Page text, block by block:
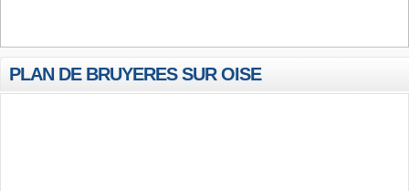
PLAN DE BRUYERES SUR OISE